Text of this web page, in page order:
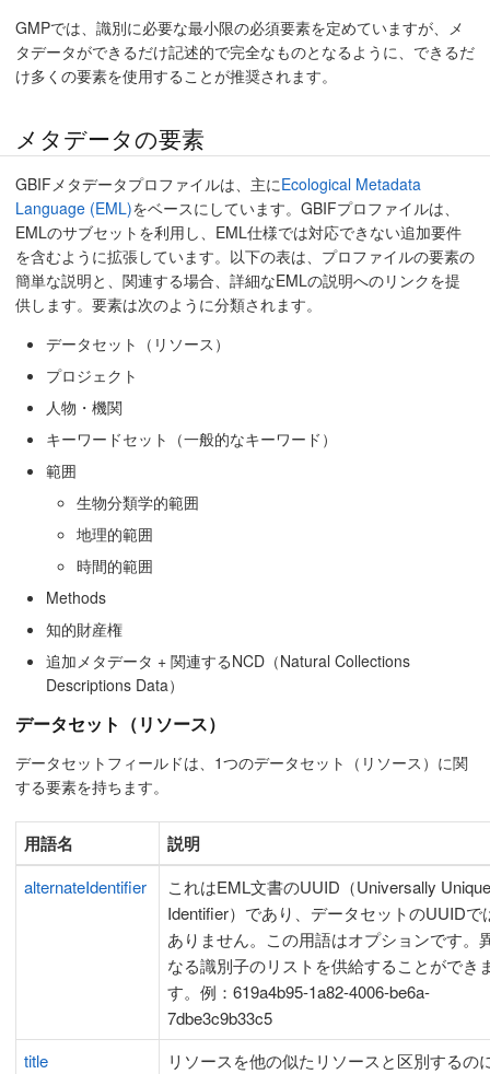
GMPでは、識別に必要な最小限の必須要素を定めていますが、メ
タデータができるだけ記述的で完全なものとなるように、できるだ
け多くの要素を使用することが推奨されます。
メタデータの要素
GBIFメタデータプロファイルは、主にEcological Metadata
Language (EML)をベースにしています。GBIFプロファイルは、
EMLのサブセットを利用し、EML仕様では対応できない追加要件
を含むように拡張しています。以下の表は、プロファイルの要素の
簡単な説明と、関連する場合、詳細なEMLの説明へのリンクを提
供します。要素は次のように分類されます。
データセット（リソース）
プロジェクト
人物・機関
キーワードセット（一般的なキーワード）
範囲
生物分類学的範囲
地理的範囲
時間的範囲
Methods
知的財産権
追加メタデータ + 関連するNCD（Natural Collections
Descriptions Data）
データセット（リソース）
データセットフィールドは、1つのデータセット（リソース）に関
する要素を持ちます。
用語名 説明
alternateIdentifier
これはEML文書のUUID（Universally Unique
Identifier）であり、データセットのUUIDで
ありません。この用語はオプションです。
なる識別子のリストを供給することができ
す。例：619a4b95-1a82-4006-be6a-
7dbe3c9b33c5
title
リソースを他の似たリソースと区別するの